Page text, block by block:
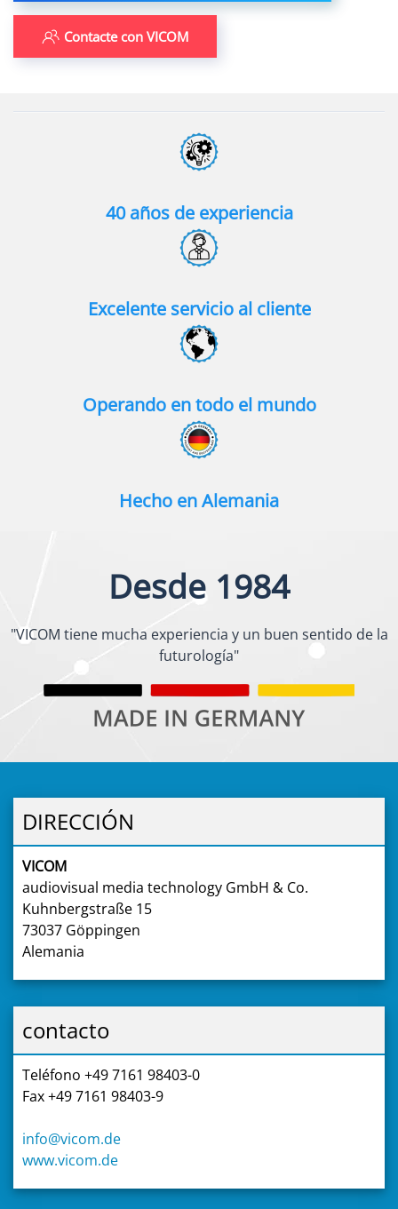
Contacte con VICOM
40 años de experiencia
Excelente servicio al cliente
Operando en todo el mundo
Hecho en Alemania
Desde 1984
"VICOM tiene mucha experiencia y un buen sentido de la
futurología"
DIRECCIÓN
VICOM
audiovisual media technology GmbH & Co.
Kuhnbergstraße 15
73037 Göppingen
Alemania
contacto
Teléfono +49 7161 98403-0
Fax +49 7161 98403-9
info@vicom.de
www.vicom.de